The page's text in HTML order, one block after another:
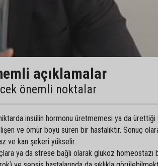
açıklamalar
önemli noktalar
insülin hormonu üretmemesi ya da ürettiği
ve ömür boyu süren bir hastalıktır. Sonuç
ve kan şekeri yükselir.
ya da strese bağlı olarak glukoz homeostazı